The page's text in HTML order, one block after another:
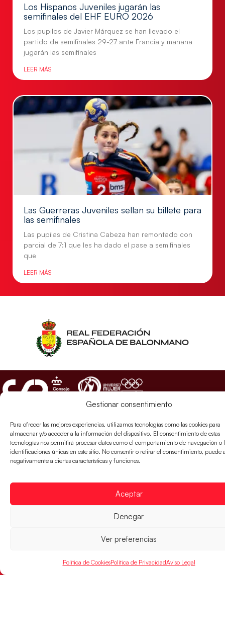
Gestionar consentimiento
Para ofrecer las mejores experiencias, utilizamos tecnologías como las cookies para
almacenar y/o acceder a la información del dispositivo. El consentimiento de estas
tecnologías nos permitirá procesar datos como el comportamiento de navegación o
identificaciones únicas en este sitio. No consentir o retirar el consentimiento, puede
negativamente a ciertas características y funciones.
Aceptar
Denegar
Ver preferencias
Política de CookiesPolítica de PrivacidadAviso Legal
Los Hispanos Juveniles jugarán las
semifinales del EHF EURO 2026
Los pupilos de Javier Márquez se han llevado el
partido de semifinales 29-27 ante Francia y mañana
jugarán las semifinales
LEER MÁS
Las Guerreras Juveniles sellan su billete para
las semifinales
Las pupilas de Cristina Cabeza han remontado con
parcial de 7:1 que les ha dado el pase a semifinales
que
LEER MÁS
SELECCIONES
Hispanos
Hispanos Arena
ACCESO
DIRECTO
Árbitros
Entrenadores
LEGAL
Aviso Legal
SÍGUENOS
EN